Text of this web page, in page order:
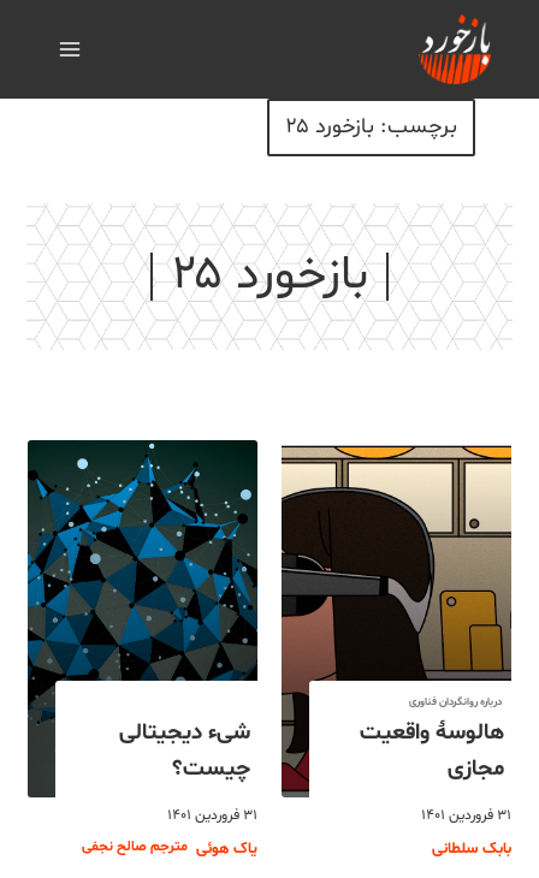
برچسب: بازخورد ۲۵
بازخورد ۲۵
درباره روانگردان فناوری
هالوسۀ واقعیت
مجازی
۳۱ فروردین ۱۴۰۱
بابک سلطانی
شیء دیجیتالی
چیست؟
۳۱ فروردین ۱۴۰۱
یاک هوئی مترجم صالح نجفی